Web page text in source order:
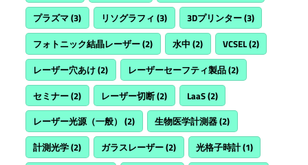
プラズマ(3) リソグラフィ (3) 3Dプリンター(3)
フォトニック結晶レーザー(2) 水中 (2) VCSEL(2)
レーザー穴あけ(2) レーザーセーフティ製品(2)
セミナー(2) レーザー切断(2) LaaS(2)
レーザー光源（一般） (2) 生物医学計測器(2)
計測光学(2) ガラスレーザー(2) 光格子時計(1)